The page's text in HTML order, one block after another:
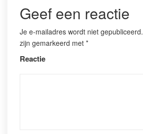
Geef een reactie
Je e-mailadres wordt niet gepubliceerd.
zijn gemarkeerd met *
Reactie